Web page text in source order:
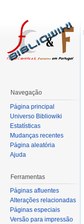
Navegação
Página principal
Universo Bibliowiki
Estatísticas
Mudanças recentes
Página aleatória
Ajuda
Ferramentas
Páginas afluentes
Alterações relacionadas
Páginas especiais
Versão para impressão